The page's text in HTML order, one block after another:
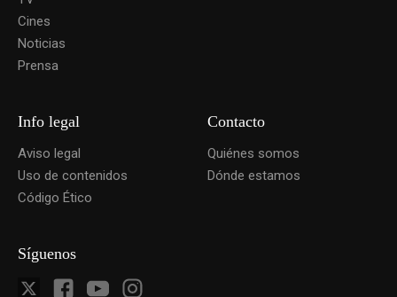
Cines
Noticias
Prensa
Info legal
Aviso legal
Uso de contenidos
Código Ético
Contacto
Quiénes somos
Dónde estamos
Síguenos